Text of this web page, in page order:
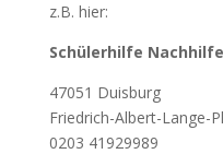
z.B. hier:
Schülerhilfe
47051 Duisburg
Friedrich-Albert-Lange-
0203 41929989